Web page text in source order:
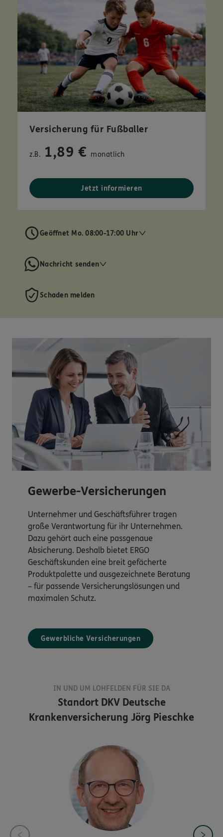
Versicherung für Fußballer
z.B. 1,89 € monatlich
Jetzt informieren
Geöffnet Mo. 08:00-17:00 Uhr
Nachricht senden
Schaden melden
Gewerbe-Versicherungen
Unternehmer und Geschäftsführer tragen
große Verantwortung für ihr Unternehmen.
Dazu gehört auch eine passgenaue
Absicherung. Deshalb bietet ERGO
Geschäftskunden eine breit gefächerte
Produktpalette und ausgezeichnete Beratung
– für passende Versicherungslösungen und
maximalen Schutz.
Gewerbliche Versicherungen
IN UND UM LOHFELDEN FÜR SIE DA
Standort DKV Deutsche
Krankenversicherung Jörg Pieschke